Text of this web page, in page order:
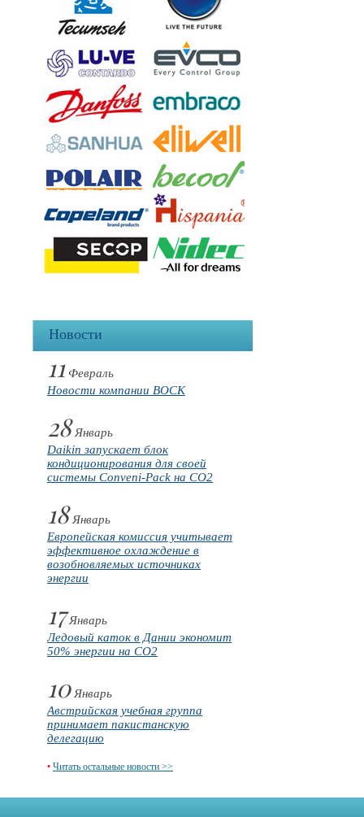
Новости
11 Февраль
Новости компании BOCK
28Январь
Daikin запускает блок
кондиционирования для своей
системы Conveni-Pack на CO2
18Январь
Европейская комиссия учитывает
эффективное охлаждение в
возобновляемых источниках
энергии
17Январь
Ледовый каток в Дании экономит
50% энергии на CO2
10Январь
Австрийская учебная группа
принимает пакистанскую
делегацию
• Читать остальные новости >>